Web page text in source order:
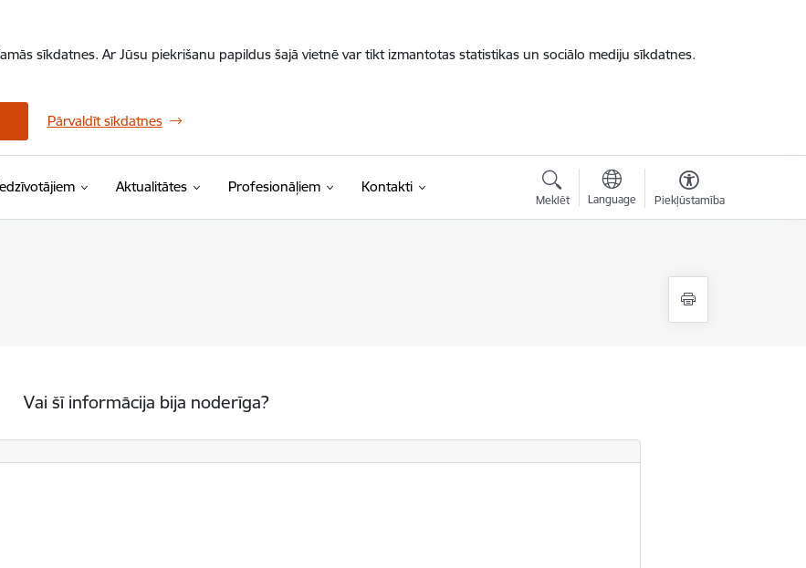
sīkdatnes. Ar Jūsu piekrišanu papildus šajā vietnē var tikt izmantotas statistikas un sociālo mediju sīkdatnes.
Pārvaldīt sīkdatnes
Aktualitātes Profesionāļiem Kontakti
Meklēt Language Piekļūstamība
Vai šī informācija bija noderīga?